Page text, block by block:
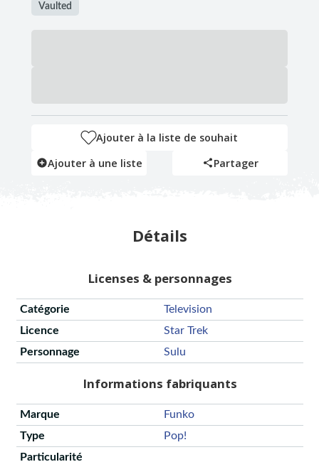
Vaulted
Ajouter à la liste de souhait
Ajouter à une liste
Partager
Détails
Licenses & personnages
Catégorie
Television
Licence
Star Trek
Personnage
Sulu
Informations fabriquants
Marque
Funko
Type
Pop!
Particularité